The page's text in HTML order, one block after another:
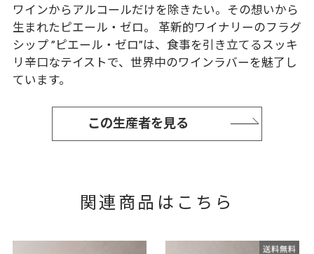
ワインからアルコールだけを除きたい。その想いから
生まれたピエール・ゼロ。 革新的ワイナリーのフラグ
シップ ”ピエール・ゼロ”は、食事を引き立てるスッキ
リ辛口なテイストで、世界中のワインラバーを魅了し
ています。
この生産者を見る
関連商品はこちら